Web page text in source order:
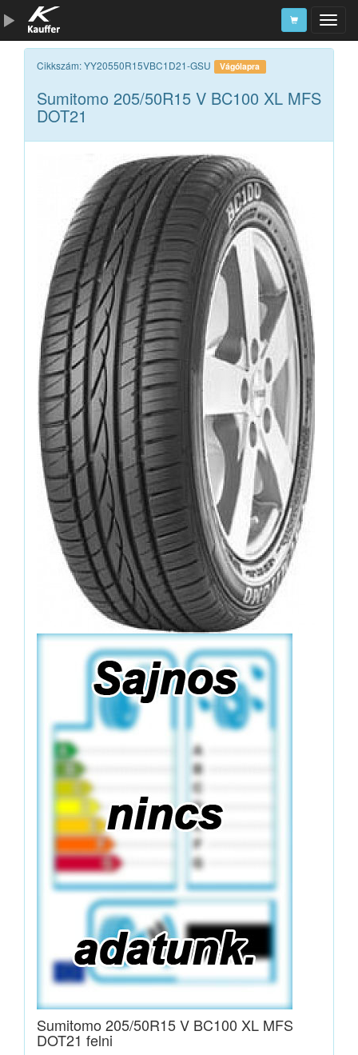
Szerszámkatalógus
Kosár
Alkatrészek
Cikkszám: YY20550R15VBC1D21-GSU Vágólapra
Sumitomo 205/50R15 V BC100 XL MFS
DOT21
Sumitomo 205/50R15 V BC100 XL MFS
DOT21 felni